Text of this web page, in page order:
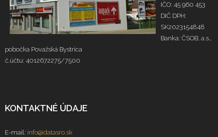
IČO: 45 960 453
DIČ DPH:
SK2023154848
Banka: ČSOB, a.s.,
pobočka Považská Bystrica
č.účtu: 4012672275/7500
KONTAKTNÉ ÚDAJE
E-mail: info@datasro.sk